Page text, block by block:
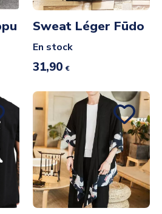
Sweat Léger Fūdo
En stock
31,90 €